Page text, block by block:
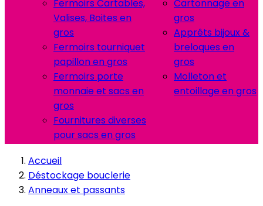
Fermoirs Cartables,
Valises, Boites en
gros
Fermoirs tourniquet
papillon en gros
Fermoirs porte
monnaie et sacs en
gros
Fournitures diverses
pour sacs en gros
Cartonnage en
gros
Apprêts bijoux &
breloques en
gros
Molleton et
entoillage en gros
Accueil
Déstockage bouclerie
Anneaux et passants